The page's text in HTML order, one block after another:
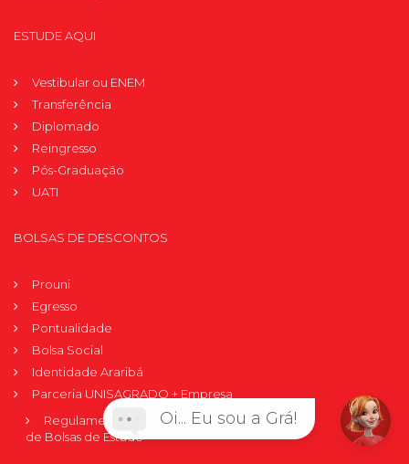
ESTUDE AQUI
Vestibular ou ENEM
Transferência
Diplomado
Reingresso
Pós-Graduação
UATI
BOLSAS DE DESCONTOS
Prouni
Egresso
Pontualidade
Bolsa Social
Identidade Araribá
Parceria UNISAGRADO + Empresa
Regulamento Interno
de Bolsas de Estudo
Oi... Eu sou a Grá!